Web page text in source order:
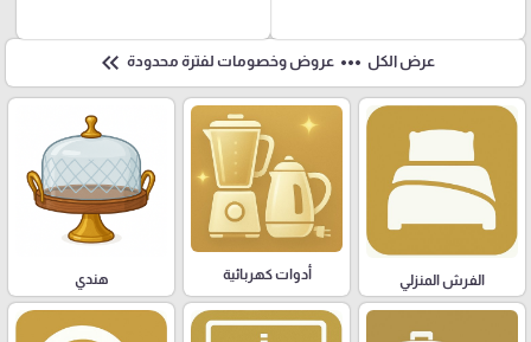
عرض الكل more_horiz عروض وخصومات لفترة محدودة keyboard_double_arrow_left
الفرش المنزلي أدوات كهربائية هندي